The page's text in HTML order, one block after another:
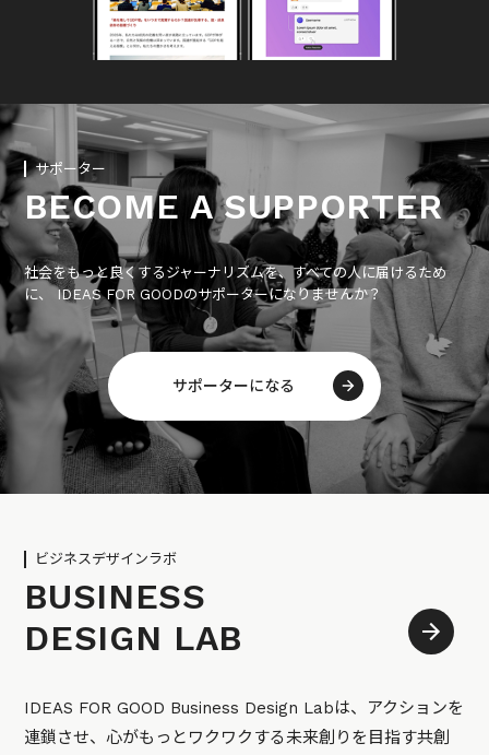
サポーター
BECOME A SUPPORTER
社会をもっと良くするジャーナリズムを、すべての人に届けるため
に、 IDEAS FOR GOODのサポーターになりませんか？
サポーターになる
ビジネスデザインラボ
BUSINESS
DESIGN LAB
IDEAS FOR GOOD Business Design Labは、アクションを
連鎖させ、心がもっとワクワクする未来創りを目指す共創